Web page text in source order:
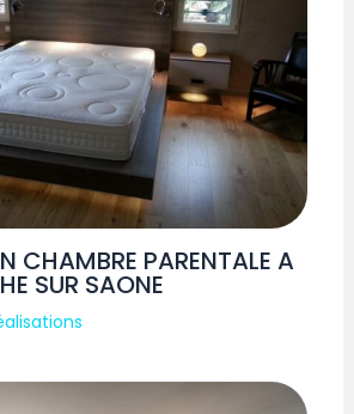
CHAMBRE PARENTALE A
SUR SAONE